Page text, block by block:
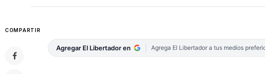
COMPARTIR
Agregar El Libertador en Agrega El Libertador a tus medios